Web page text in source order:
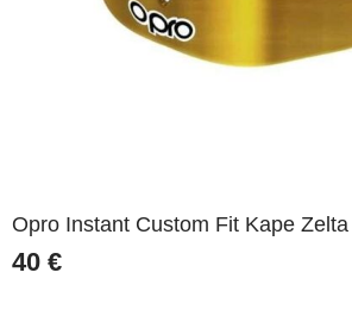
Opro Instant Custom Fit Kape Zelta
40 €